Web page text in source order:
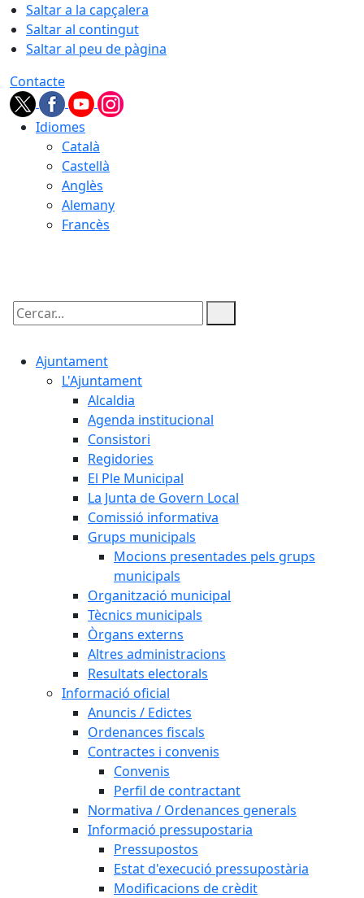
Saltar a la capçalera
Saltar al contingut
Saltar al peu de pàgina
Contacte
Idiomes
Català
Castellà
Anglès
Alemany
Francès
Cercar:
Ajuntament
L'Ajuntament
Alcaldia
Agenda institucional
Consistori
Regidories
El Ple Municipal
La Junta de Govern Local
Comissió informativa
Grups municipals
Mocions presentades pels grups
municipals
Organització municipal
Tècnics municipals
Òrgans externs
Altres administracions
Resultats electorals
Informació oficial
Anuncis / Edictes
Ordenances fiscals
Contractes i convenis
Convenis
Perfil de contractant
Normativa / Ordenances generals
Informació pressupostaria
Pressupostos
Estat d'execució pressupostària
Modificacions de crèdit